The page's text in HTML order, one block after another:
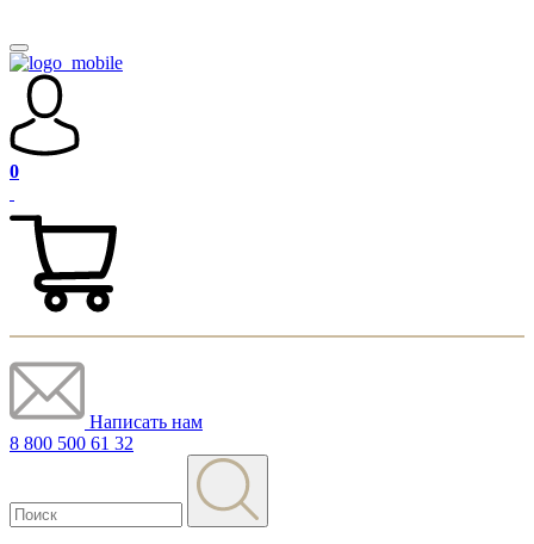
0
Написать нам
8 800 500 61 32